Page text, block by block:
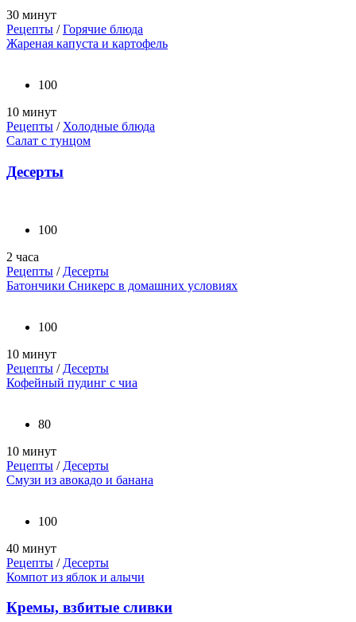
30 минут
Рецепты /Горячие блюда
Жареная капуста и картофель
100
10 минут
Рецепты / Холодные блюда
Салат с тунцом
Десерты
100
2 часа
Рецепты / Десерты
Батончики Сникерс в домашних условиях
100
10 минут
Рецепты / Десерты
Кофейный пудинг с чиа
80
10 минут
Рецепты / Десерты
Смузи из авокадо и банана
100
40 минут
Рецепты / Десерты
Компот из яблок и алычи
Кремы, взбитые сливки